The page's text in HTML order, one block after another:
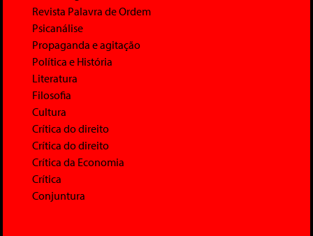
Revista Palavra de Ordem
Psicanálise
Propaganda e agitação
Política e História
Literatura
Filosofia
Cultura
Crítica do direito
Crítica do direito
Crítica da Economia
Crítica
Conjuntura